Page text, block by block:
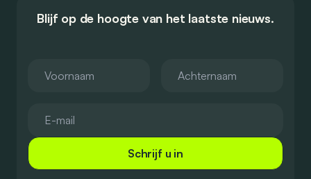
Blijf op de hoogte van het laatste nieuws.
Schrijf u in